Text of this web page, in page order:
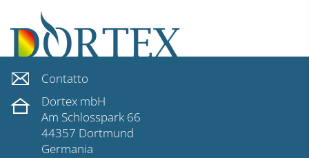
Contatto
Dortex mbH
Am Schlosspark 66
44357 Dortmund
Germania